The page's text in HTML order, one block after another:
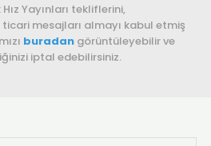
Yayınları tekliflerini,
mesajları almayı kabul etmiş
buradan görüntüleyebilir ve
iptal edebilirsiniz.